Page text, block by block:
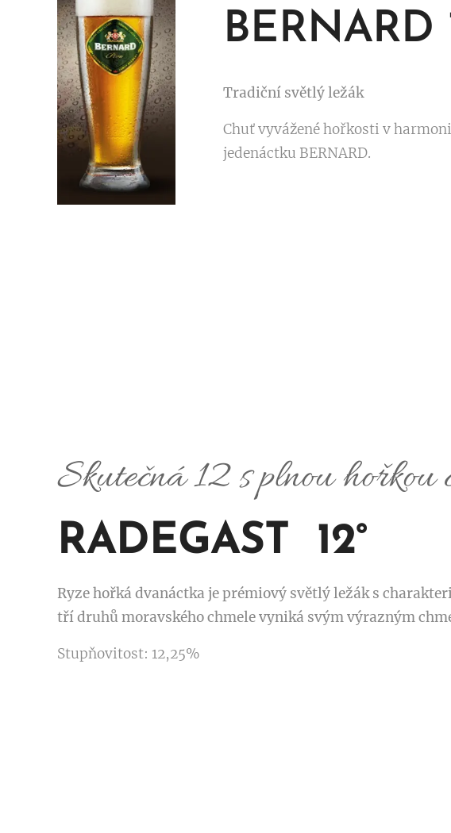
BERNARD
Tradiční světlý ležák
Chuť vyvážené hořkosti v
jedenáctku BERNARD.
Skutečná 12 s plnou hořkou
RADEGAST 12°
Ryze hořká dvanáctka je prémiový světlý ležák s
tří druhů moravského chmele vyniká svým výrazným
Stupňovitost: 12,25%